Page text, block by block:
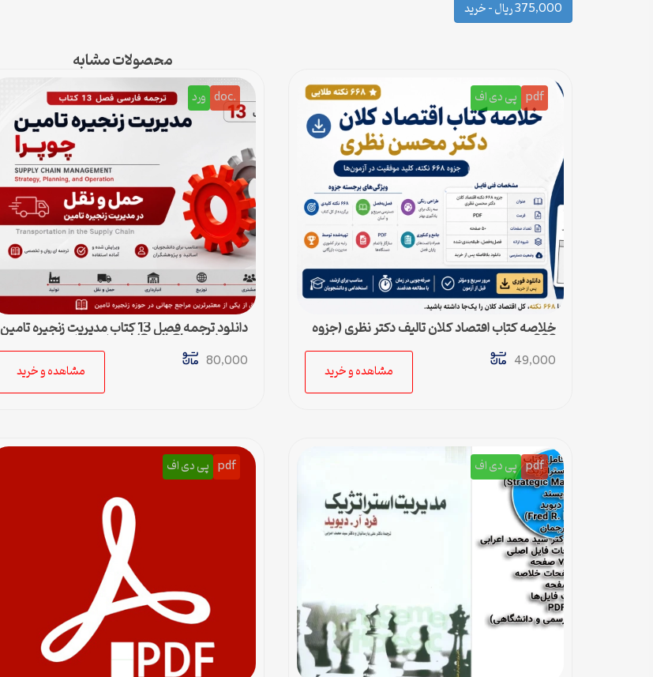
375,000 ریال – خرید
محصولات مشابه
pdf پی دی اف
خلاصه کتاب اقتصاد کلان تالیف دکتر نظری (جزوه
668 نکته)
49,000
مشاهده و خرید
.doc ورد
دانلود ترجمه فصل 13 کتاب مدیریت زنجیره تامین
چوپرا (Sunil Chopra) | حمل و نقل در زنجیره
تامین
80,000
مشاهده و خرید
pdf پی دی اف pdf پی دی اف